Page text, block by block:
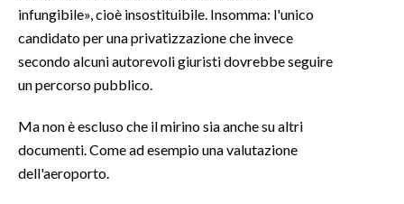
infungibile», cioè insostituibile. Insomma: l'unico
candidato per una privatizzazione che invece
secondo alcuni autorevoli giuristi dovrebbe seguire
un percorso pubblico.
Ma non è escluso che il mirino sia anche su altri
documenti. Come ad esempio una valutazione
dell'aeroporto.